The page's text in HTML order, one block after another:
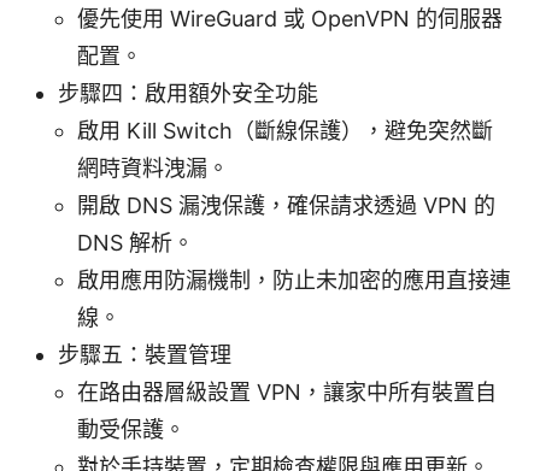
優先使用 WireGuard 或 OpenVPN 的伺服器
配置。
步驟四：啟用額外安全功能
啟用 Kill Switch（斷線保護），避免突然斷
網時資料洩漏。
開啟 DNS 漏洩保護，確保請求透過 VPN 的
DNS 解析。
啟用應用防漏機制，防止未加密的應用直接連
線。
步驟五：裝置管理
在路由器層級設置 VPN，讓家中所有裝置自
動受保護。